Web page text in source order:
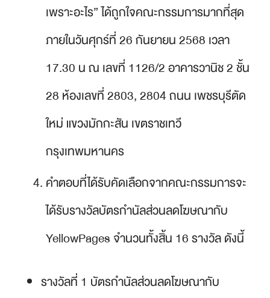
เพราะอะไร” ได้ถูกใจคณะกรรมการมากที่สุด
ภายในวันศุกร์ที่ 26 กันยายน 2568 เวลา
17.30 น ณ เลขที่ 1126/2 อาคารวานิช 2 ชั้น
28 ห้องเลขที่ 2803, 2804 ถนน เพชรบุรีตัด
ใหม่ แขวงมักกะสัน เขตราชเทวี
กรุงเทพมหานคร
คำตอบที่ได้รับคัดเลือกจากคณะกรรมการจะ
ได้รับรางวัลบัตรกำนัลส่วนลดโฆษณากับ
YellowPages จำนวนทั้งสิ้น 16 รางวัล ดังนี้
รางวัลที่ 1 บัตรกำนัลส่วนลดโฆษณากับ